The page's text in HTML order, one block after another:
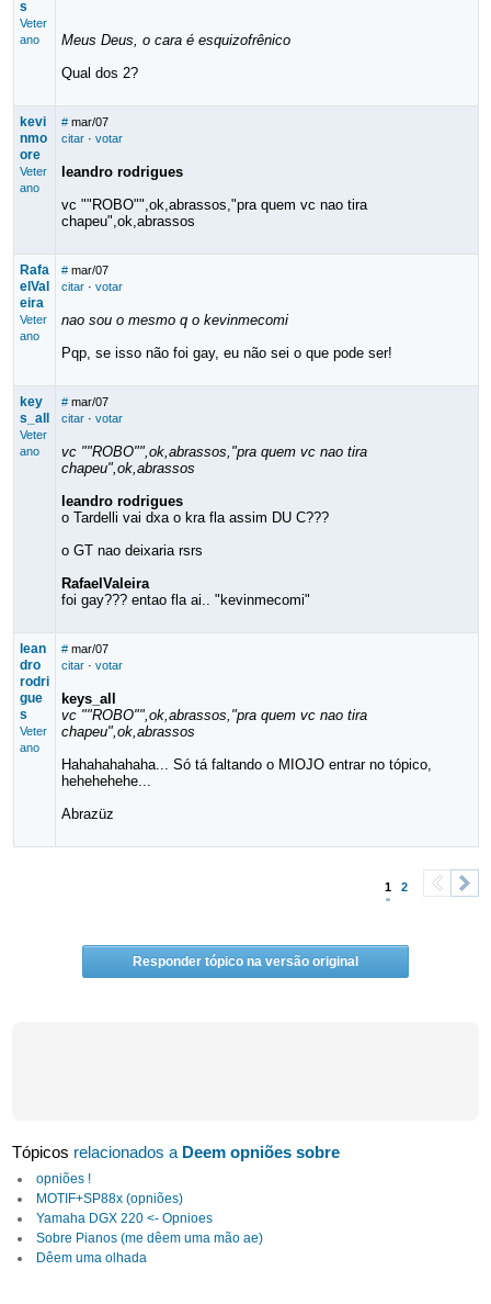
s
Veter
ano
Meus Deus, o cara é esquizofrênico
Qual dos 2?
kevi
nmo
ore
Veter
ano
# mar/07
citar· votar
leandro rodrigues
vc ""ROBO"",ok,abrassos,"pra quem vc nao tira
chapeu",ok,abrassos
Rafa
elVal
eira
Veter
ano
# mar/07
citar· votar
nao sou o mesmo q o kevinmecomi
Pqp, se isso não foi gay, eu não sei o que pode ser!
key
s_all
Veter
ano
# mar/07
citar· votar
vc ""ROBO"",ok,abrassos,"pra quem vc nao tira
chapeu",ok,abrassos
leandro rodrigues
o Tardelli vai dxa o kra fla assim DU C???
o GT nao deixaria rsrs
RafaelValeira
foi gay??? entao fla ai.. "kevinmecomi"
lean
dro
rodri
gue
s
Veter
ano
# mar/07
citar· votar
keys_all
vc ""ROBO"",ok,abrassos,"pra quem vc nao tira
chapeu",ok,abrassos
Hahahahahaha... Só tá faltando o MIOJO entrar no tópico,
hehehehehe...
Abrazüz
1 2
Responder tópico na versão original
Tópicos relacionados a Deem opniões sobre
opniões !
MOTIF+SP88x (opniões)
Yamaha DGX 220 <- Opnioes
Sobre Pianos (me dêem uma mão ae)
Dêem uma olhada